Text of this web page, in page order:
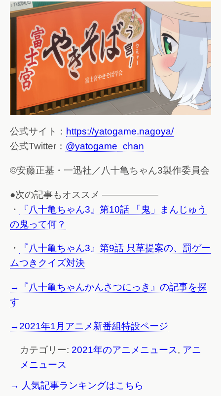
公式サイト： https://yatogame.nagoya/
公式Twitter： @yatogame_chan
©安藤正基・一迅社／八十亀ちゃん3製作委員会
●次の記事もオススメ ——————
・
『八十亀ちゃん3』第10話 「鬼」まんじゅう
の鬼って何？
・
『八十亀ちゃん3』第9話 只草提案の、罰ゲー
ムつきクイズ対決
→『八十亀ちゃんかんさつにっき』の記事を探
す
→2021年1月アニメ新番組特設ページ
カテゴリー: 2021年のアニメニュース, アニ
メニュース
→ 人気記事ランキングはこちら